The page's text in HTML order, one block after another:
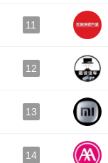
11
12
13
14